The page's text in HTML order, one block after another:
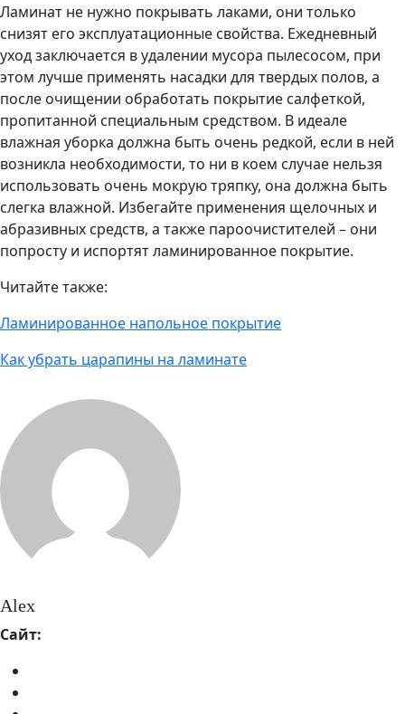
Ламинат не нужно покрывать лаками, они только
снизят его эксплуатационные свойства. Ежедневный
уход заключается в удалении мусора пылесосом, при
этом лучше применять насадки для твердых полов, а
после очищении обработать покрытие салфеткой,
пропитанной специальным средством. В идеале
влажная уборка должна быть очень редкой, если в ней
возникла необходимости, то ни в коем случае нельзя
использовать очень мокрую тряпку, она должна быть
слегка влажной. Избегайте применения щелочных и
абразивных средств, а также пароочистителей – они
попросту и испортят ламинированное покрытие.
Читайте также:
Ламинированное напольное покрытие
Как убрать царапины на ламинате
Alex
Сайт: